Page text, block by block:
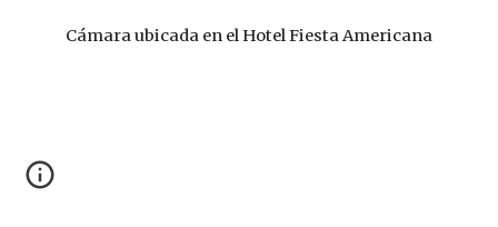
Cámara ubicada en el Hotel Fiesta Americana